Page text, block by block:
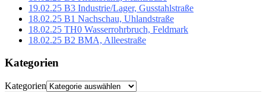
19.02.25 B3 Industrie/Lager, Gusstahlstraße
18.02.25 B1 Nachschau, Uhlandstraße
18.02.25 TH0 Wasserrohrbruch, Feldmark
18.02.25 B2 BMA, Alleestraße
Kategorien
Kategorien